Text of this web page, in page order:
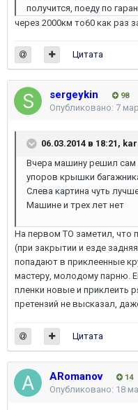
получится, поеду по
через 2000км то60 как раз
Цитата
sergeykin 98
Опубликовано: 7
06.03.2014 в 18:21,
Вчера машину решил
упоров крышки
Слева картина чуть
Машине и трех лет нет
На первом ТО заметил, что
(при закрытии и езде
попадают в приклеенные
мастеру, молодому парню.
пленки новые и приклеить
претензий не высказал,
Цитата
ARomanov 14
Опубликовано: 18